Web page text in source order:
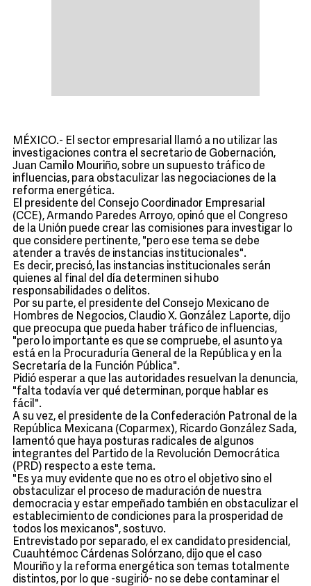
MÉXICO.- El sector empresarial llamó a no utilizar las
investigaciones contra el secretario de Gobernación,
Juan Camilo Mouriño, sobre un supuesto tráfico de
influencias, para obstaculizar las negociaciones de la
reforma energética.
El presidente del Consejo Coordinador Empresarial
(CCE), Armando Paredes Arroyo, opinó que el Congreso
de la Unión puede crear las comisiones para investigar lo
que considere pertinente, "pero ese tema se debe
atender a través de instancias institucionales".
Es decir, precisó, las instancias institucionales serán
quienes al final del día determinen si hubo
responsabilidades o delitos.
Por su parte, el presidente del Consejo Mexicano de
Hombres de Negocios, Claudio X. González Laporte, dijo
que preocupa que pueda haber tráfico de influencias,
"pero lo importante es que se compruebe, el asunto ya
está en la Procuraduría General de la República y en la
Secretaría de la Función Pública".
Pidió esperar a que las autoridades resuelvan la denuncia,
"falta todavía ver qué determinan, porque hablar es
fácil".
A su vez, el presidente de la Confederación Patronal de la
República Mexicana (Coparmex), Ricardo González Sada,
lamentó que haya posturas radicales de algunos
integrantes del Partido de la Revolución Democrática
(PRD) respecto a este tema.
"Es ya muy evidente que no es otro el objetivo sino el
obstaculizar el proceso de maduración de nuestra
democracia y estar empeñado también en obstaculizar el
establecimiento de condiciones para la prosperidad de
todos los mexicanos", sostuvo.
Entrevistado por separado, el ex candidato presidencial,
Cuauhtémoc Cárdenas Solórzano, dijo que el caso
Mouriño y la reforma energética son temas totalmente
distintos, por lo que -sugirió- no se debe contaminar el